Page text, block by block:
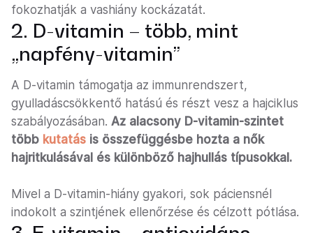
fokozhatják a vashiány kockázatát.
2. D-vitamin – több, mint
„napfény-vitamin”
A D-vitamin támogatja az immunrendszert,
gyulladáscsökkentő hatású és részt vesz a hajciklus
szabályozásában. Az alacsony D-vitamin-szintet
több kutatás is összefüggésbe hozta a nők
hajritkulásával és különböző hajhullás típusokkal.
Mivel a D-vitamin-hiány gyakori, sok páciensnél
indokolt a szintjének ellenőrzése és célzott pótlása.